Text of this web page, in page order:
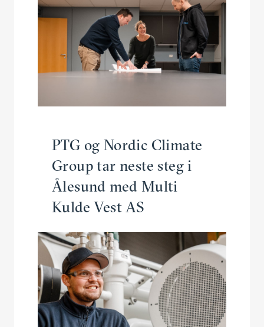
PTG og Nordic Climate
Group tar neste steg i
Ålesund med Multi
Kulde Vest AS